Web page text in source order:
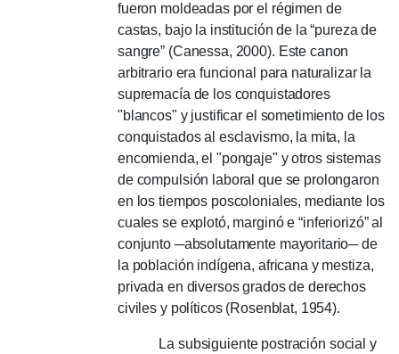
fueron moldeadas por el régimen de
castas, bajo la institución de la “pureza de
sangre” (Canessa, 2000). Este canon
arbitrario era funcional para naturalizar la
supremacía de los conquistadores
"blancos" y justificar el sometimiento de los
conquistados al esclavismo, la mita, la
encomienda, el "pongaje" y otros sistemas
de compulsión laboral que se prolongaron
en los tiempos poscoloniales, mediante los
cuales se explotó, marginó e “inferiorizó” al
conjunto ─absolutamente mayoritario─ de
la población indígena, africana y mestiza,
privada en diversos grados de derechos
civiles y políticos (Rosenblat, 1954).
La subsiguiente postración social y